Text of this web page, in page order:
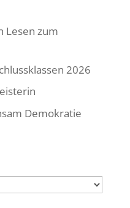
Lesen zum
2026
Demokratie